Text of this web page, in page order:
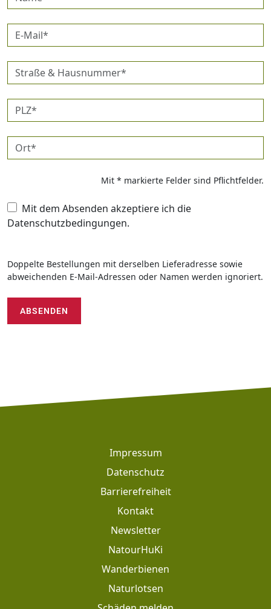
Mail*
Straße
&
Hausnummer*
PLZ*
Ort*
Mit * markierte Felder sind Pflichtfelder.
Mit dem Absenden akzeptiere ich die
Datenschutzbedingungen.
Doppelte Bestellungen mit derselben Lieferadresse sowie
abweichenden E-Mail-Adressen oder Namen werden ignoriert.
Footer: Meta Navigation
Impressum
Datenschutz
Barrierefreiheit
Kontakt
Newsletter
NatourHuKi
Wanderbienen
Naturlotsen